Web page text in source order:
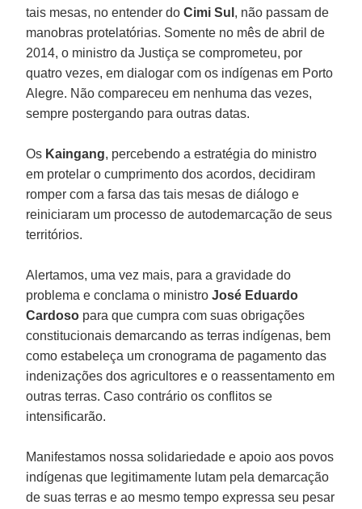
tais mesas, no entender doCimi Sul , não passam de
manobras protelatórias. Somente no mês de abril de
2014, o ministro da Justiça se comprometeu, por
quatro vezes, em dialogar com os indígenas em Porto
Alegre. Não compareceu em nenhuma das vezes,
sempre postergando para outras datas.
Os Kaingang, percebendo a estratégia do ministro
em protelar o cumprimento dos acordos, decidiram
romper com a farsa das tais mesas de diálogo e
reiniciaram um processo de autodemarcação de seus
territórios.
Alertamos, uma vez mais, para a gravidade do
problema e conclama o ministroJosé Eduardo
Cardoso para que cumpra com suas obrigações
constitucionais demarcando as terras indígenas, bem
como estabeleça um cronograma de pagamento das
indenizações dos agricultores e o reassentamento em
outras terras. Caso contrário os conflitos se
intensificarão.
Manifestamos nossa solidariedade e apoio aos povos
indígenas que legitimamente lutam pela demarcação
de suas terras e ao mesmo tempo expressa seu pesar